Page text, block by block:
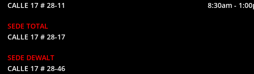
CALLE 17 # 28-11
SEDE TOTAL
CALLE 17 # 28-17
SEDE DEWALT
CALLE 17 # 28-46
8:30am -